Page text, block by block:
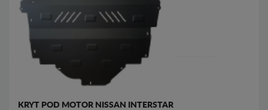
KRYT POD MOTOR NISSAN INTERSTAR